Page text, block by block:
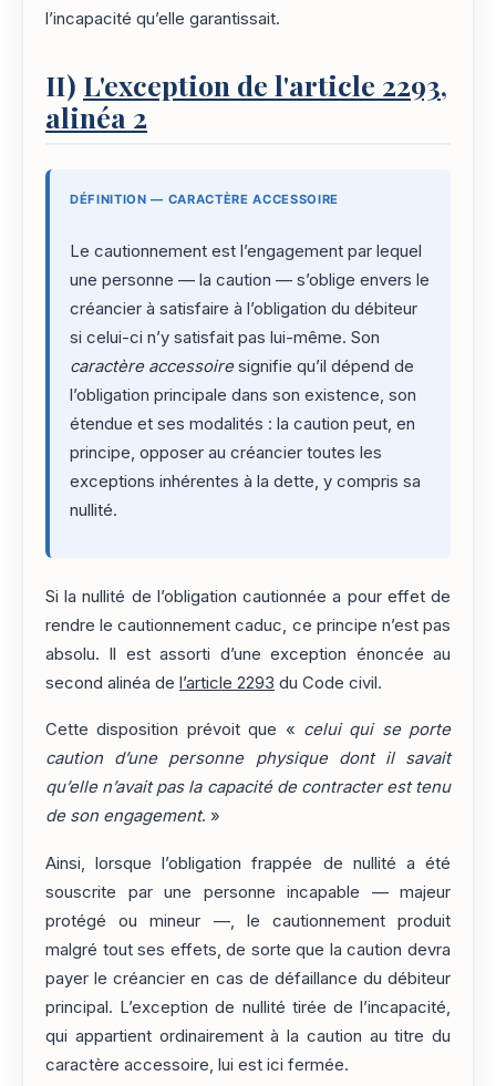
l’incapacité qu’elle garantissait.
II) L'exception de l'article 2293,
alinéa 2
DÉFINITION — CARACTÈRE ACCESSOIRE
Le cautionnement est l’engagement par lequel
une personne — la caution — s’oblige envers le
créancier à satisfaire à l’obligation du débiteur
si celui-ci n’y satisfait pas lui-même. Son
caractère accessoiresignifie qu’il dépend de
l’obligation principale dans son existence, son
étendue et ses modalités : la caution peut, en
principe, opposer au créancier toutes les
exceptions inhérentes à la dette, y compris sa
nullité.
Si la nullité de l’obligation cautionnée a pour effet de
rendre le cautionnement caduc, ce principe n’est pas
absolu. Il est assorti d’une exception énoncée au
second alinéa de l’article 2293 du Code civil.
Cette disposition prévoit que « celui qui se porte
caution d’une personne physique dont il savait
qu’elle n’avait pas la capacité de contracter est tenu
de son engagement. »
Ainsi, lorsque l’obligation frappée de nullité a été
souscrite par une personne incapable — majeur
protégé ou mineur —, le cautionnement produit
malgré tout ses effets, de sorte que la caution devra
payer le créancier en cas de défaillance du débiteur
principal. L’exception de nullité tirée de l’incapacité,
qui appartient ordinairement à la caution au titre du
caractère accessoire, lui est ici fermée.